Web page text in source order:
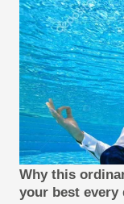
Why this
your best every